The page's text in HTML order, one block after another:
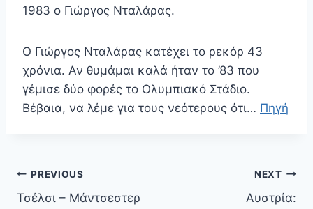
1983 ο Γιώργος Νταλάρας.
Ο Γιώργος Νταλάρας κατέχει το ρεκόρ 43
χρόνια. Αν θυμάμαι καλά ήταν το ’83 που
γέμισε δύο φορές το Ολυμπιακό Στάδιο.
Βέβαια, να λέμε για τους νεότερους ότι… Πηγή
Πλοήγηση
άρθρων
PREVIOUS
Τσέλσι – Μάντσεστερ
NEXT
Αυστρία: